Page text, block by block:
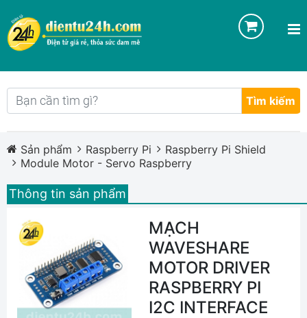
Tìm kiếm
Sản phẩm Raspberry Pi
Raspberry Pi Shield
Module Motor - Servo Raspberry
Thông tin sản phẩm
MẠCH
WAVESHARE
MOTOR DRIVER
RASPBERRY PI
I2C INTERFACE